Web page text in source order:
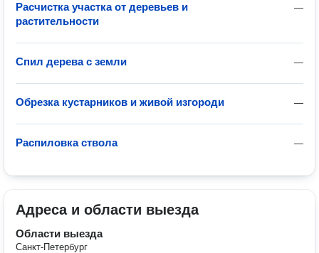
—
Расчистка участка от деревьев и
растительности
—
Спил дерева с земли
—
Обрезка кустарников и живой изгороди
—
Распиловка ствола
Адреса и области выезда
Области выезда
Санкт-Петербург